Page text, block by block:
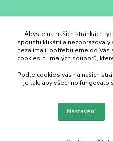
Duhový Ateliér Kroměříž
+420 734 258 002
duhovyatelier@email.cz
Abyste na našich stránkách
spoustu klikání a nezobrazovaly
nezajímají, potřebujeme od
cookies, tj. malých souborů,
Podle cookies vás na našich
je tak, aby všechno fungovalo
Nastavení